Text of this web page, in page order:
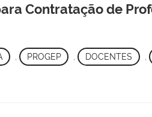
Contratação de
PROGEP , DOCENTES ,